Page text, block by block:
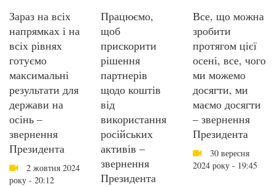
Зараз на всіх
напрямках і на
всіх рівнях
готуємо
максимальні
результати для
держави на
осінь –
звернення
Президента
2 жовтня 2024
року - 20:12
Працюємо,
щоб
прискорити
рішення
партнерів
щодо коштів
від
використання
російських
активів –
звернення
Президента
Все, що можна
зробити
протягом цієї
осені, все, чого
ми можемо
досягти, ми
маємо досягти
– звернення
Президента
30 вересня
2024 року - 19:45